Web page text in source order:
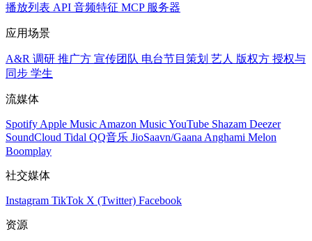
播放列表 API 音频特征 MCP 服务器
应用场景
A&R 调研 推广方 宣传团队 电台节目策划 艺人 版权方 授权与
同步 学生
流媒体
Spotify Apple Music Amazon MusicYouTube Shazam Deezer
SoundCloud Tidal QQ音乐 JioSaavn/Gaana Anghami Melon
Boomplay
社交媒体
Instagram TikTok X (Twitter) Facebook
资源